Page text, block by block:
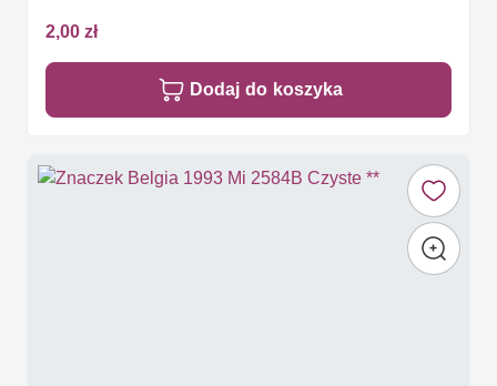
2,00 zł
Dodaj do koszyka